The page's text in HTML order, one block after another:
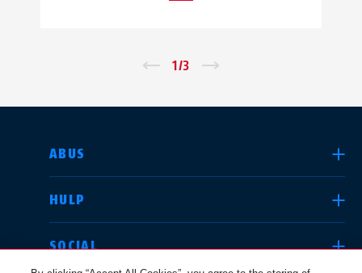
1/3
ABUS
HULP
SOCIAL
LAND SELECTEREN
Deutschland